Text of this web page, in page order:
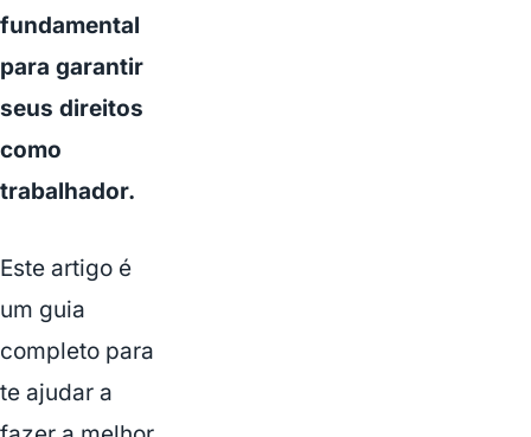
fundamental
para garantir
seus direitos
como
trabalhador.
Este artigo é
um guia
completo para
te ajudar a